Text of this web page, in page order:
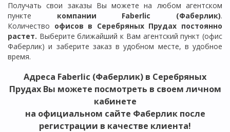
Получать свои заказы Вы можете на любом агентском
пункте компании Faberlic (Фаберлик).
Количество офисов в Серебряных Прудах постоянно
растет. Выберите ближайший к Вам агентский пункт (офис
Фаберлик) и заберите заказ в удобном месте, в удобное
время.
Адреса Faberlic (Фаберлик) в Серебряных
ПрудахВы можете посмотреть в своем личном
кабинете
на официальном сайте Фаберлик после
регистрации в качестве клиента!